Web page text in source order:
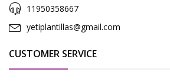
11950358667
yetiplantillas@gmail.com
CUSTOMER SERVICE